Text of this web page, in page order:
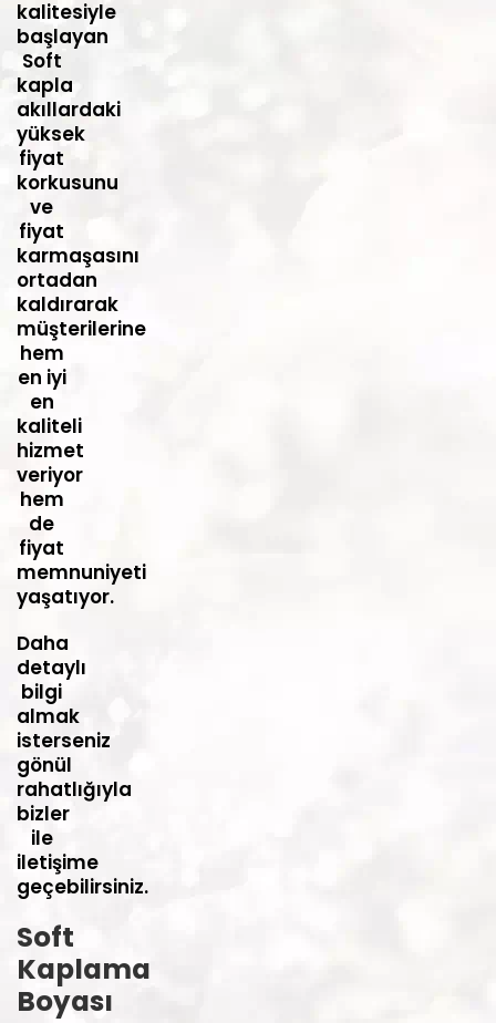
kalitesiyle
başlayan
Soft
kapla
akıllardaki
yüksek
fiyat
korkusunu
ve
fiyat
karmaşasını
ortadan
kaldırarak
müşterilerine
hem
en iyi
en
kaliteli
hizmet
veriyor
hem
de
fiyat
memnuniyeti
yaşatıyor.
Daha
detaylı
bilgi
almak
isterseniz
gönül
rahatlığıyla
bizler
ile
iletişime
geçebilirsiniz.
Soft
Kaplama
Boyası